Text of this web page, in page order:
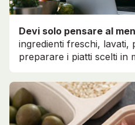
Devi solo pensare al
ingredienti freschi, lavati,
preparare i piatti scelti in